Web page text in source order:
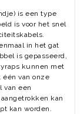
is een type
is voor het snel
in het gat
is gepasseerd,
kunnen met
van onze
van een
kan
kan worden.